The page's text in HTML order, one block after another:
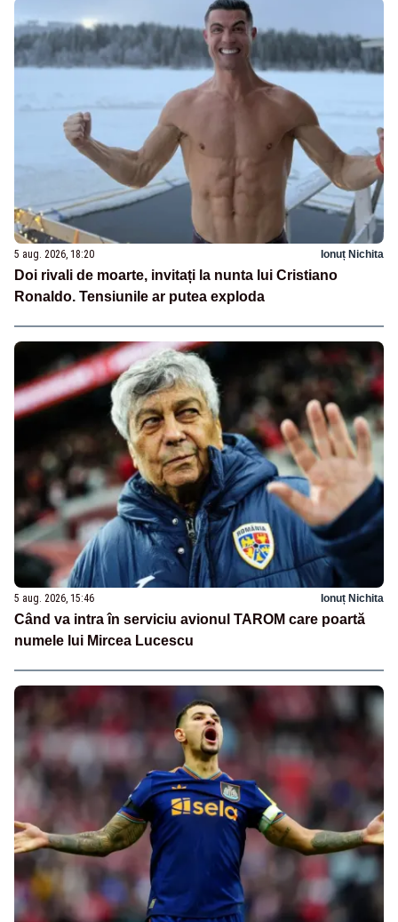
5 aug. 2026, 18:20 Ionuț Nichita
Doi rivali de moarte, invitați la nunta lui Cristiano
Ronaldo. Tensiunile ar putea exploda
5 aug. 2026, 15:46 Ionuț Nichita
Când va intra în serviciu avionul TAROM care poartă
numele lui Mircea Lucescu